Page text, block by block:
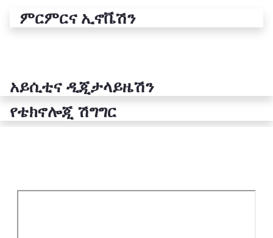
ምርምርና ኢኖቬሽን
አይሲቲና ዲጂታላይዜሽን
የቴክኖሎጂ ሽግግር